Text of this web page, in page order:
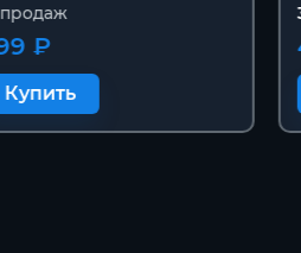
продаж
₽
Купить